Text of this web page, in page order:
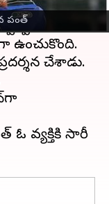
పంత్
బాట పట్టిన
స్వల్ప తేడాతో
ఉంచుకొంది.
చేశాడు.
ఓ వ్యక్తికి సారీ